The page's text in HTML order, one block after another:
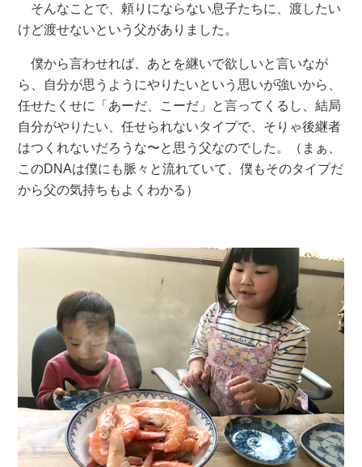
そんなことで、頼りにならない息子たちに、渡したい
けど渡せないという父がありました。
僕から言わせれば、あとを継いで欲しいと言いなが
ら、自分が思うようにやりたいという思いが強いから、
任せたくせに「あーだ、こーだ」と言ってくるし、結局
自分がやりたい、任せられないタイプで、そりゃ後継者
はつくれないだろうな〜と思う父なのでした。（まぁ、
このDNAは僕にも脈々と流れていて、僕もそのタイプだ
から父の気持ちもよくわかる）